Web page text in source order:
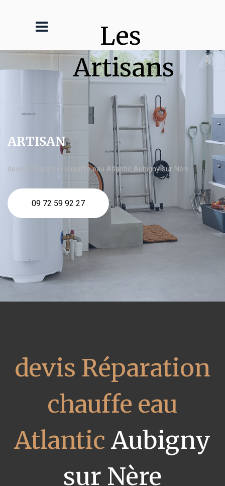
Les
Artisans
ARTISAN
devis Réparation chauffe eau Atlantic Aubigny sur Nère
09 72 59 92 27
devis Réparation
chauffe eau
Atlantic Aubigny
sur Nère